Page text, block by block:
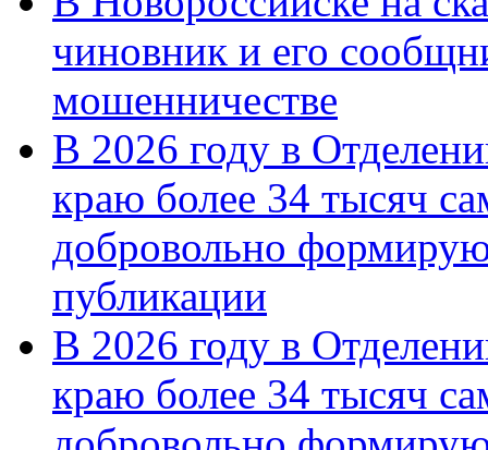
чиновник и его
мошенничестве
В 2026 году в
краю более 34 тысяч
добровольно
публикации
В 2026 году в
краю более 34 тысяч